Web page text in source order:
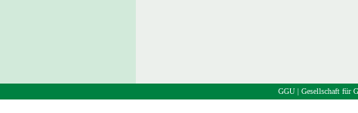
GGU | Gesellschaft für